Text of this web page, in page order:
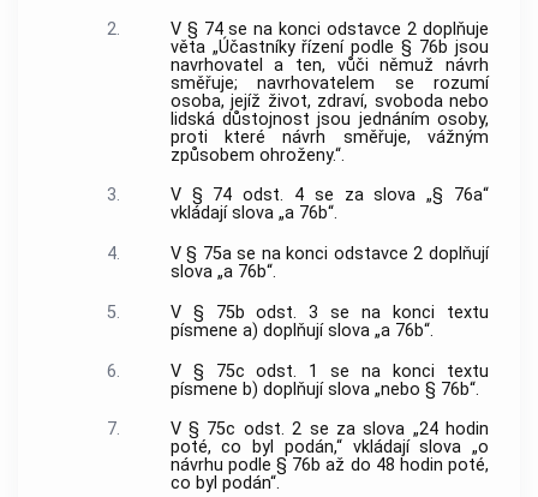
2.
V § 74 se na konci odstavce 2 doplňuje
věta „Účastníky řízení podle § 76b jsou
navrhovatel a ten, vůči němuž návrh
směřuje; navrhovatelem se rozumí
osoba, jejíž život, zdraví, svoboda nebo
lidská důstojnost jsou jednáním osoby,
proti které návrh směřuje, vážným
způsobem ohroženy.“.
3.
V § 74 odst. 4 se za slova „§ 76a“
vkládají slova „a 76b“.
4.
V § 75a se na konci odstavce 2 doplňují
slova „a 76b“.
5.
V § 75b odst. 3 se na konci textu
písmene a) doplňují slova „a 76b“.
6.
V § 75c odst. 1 se na konci textu
písmene b) doplňují slova „nebo § 76b“.
7.
V § 75c odst. 2 se za slova „24 hodin
poté, co byl podán,“ vkládají slova „o
návrhu podle § 76b až do 48 hodin poté,
co byl podán“.